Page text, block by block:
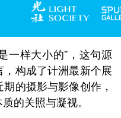
一样大小的”，这句源
构成了计洲最新个展
的摄影与影像创作，
的关照与凝视。